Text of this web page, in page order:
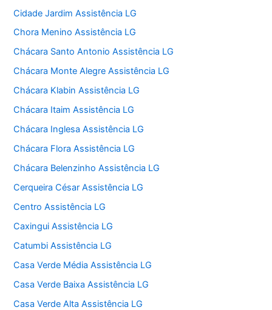
Cidade Jardim Assistência LG
Chora Menino Assistência LG
Chácara Santo Antonio Assistência LG
Chácara Monte Alegre Assistência LG
Chácara Klabin Assistência LG
Chácara Itaim Assistência LG
Chácara Inglesa Assistência LG
Chácara Flora Assistência LG
Chácara Belenzinho Assistência LG
Cerqueira César Assistência LG
Centro Assistência LG
Caxingui Assistência LG
Catumbi Assistência LG
Casa Verde Média Assistência LG
Casa Verde Baixa Assistência LG
Casa Verde Alta Assistência LG